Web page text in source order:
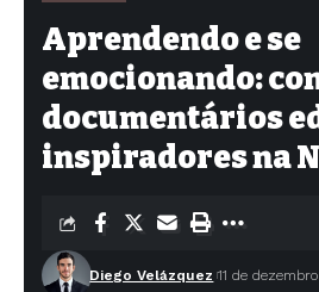
Aprendendo e se
emocionando:
documentários
inspiradores na
Diego Velázquez 11 de